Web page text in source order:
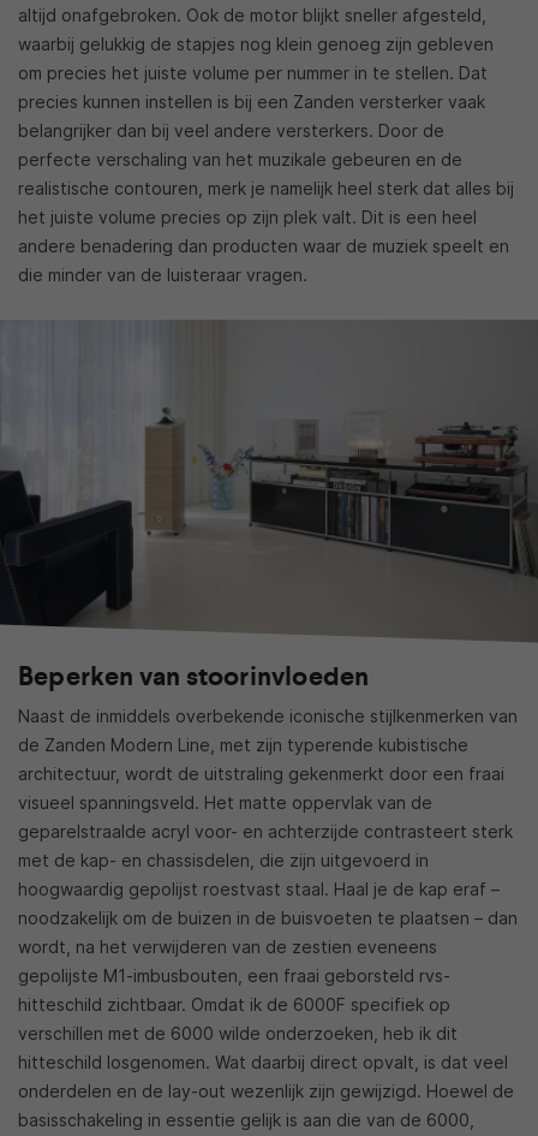
altijd onafgebroken. Ook de motor blijkt sneller afgesteld,
waarbij gelukkig de stapjes nog klein genoeg zijn gebleven
om precies het juiste volume per nummer in te stellen. Dat
precies kunnen instellen is bij een Zanden versterker vaak
belangrijker dan bij veel andere versterkers. Door de
perfecte verschaling van het muzikale gebeuren en de
realistische contouren, merk je namelijk heel sterk dat alles bij
het juiste volume precies op zijn plek valt. Dit is een heel
andere benadering dan producten waar de muziek speelt en
die minder van de luisteraar vragen.
Beperken van stoorinvloeden
Naast de inmiddels overbekende iconische stijlkenmerken van
de Zanden Modern Line, met zijn typerende kubistische
architectuur, wordt de uitstraling gekenmerkt door een fraai
visueel spanningsveld. Het matte oppervlak van de
geparelstraalde acryl voor- en achterzijde contrasteert sterk
met de kap- en chassisdelen, die zijn uitgevoerd in
hoogwaardig gepolijst roestvast staal. Haal je de kap eraf –
noodzakelijk om de buizen in de buisvoeten te plaatsen – dan
wordt, na het verwijderen van de zestien eveneens
gepolijste M1-imbusbouten, een fraai geborsteld rvs-
hitteschild zichtbaar. Omdat ik de 6000F specifiek op
verschillen met de 6000 wilde onderzoeken, heb ik dit
hitteschild losgenomen. Wat daarbij direct opvalt, is dat veel
onderdelen en de lay-out wezenlijk zijn gewijzigd. Hoewel de
basisschakeling in essentie gelijk is aan die van de 6000,